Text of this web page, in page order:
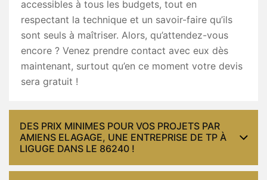
accessibles à tous les budgets, tout en
respectant la technique et un savoir-faire qu’ils
sont seuls à maîtriser. Alors, qu’attendez-vous
encore ? Venez prendre contact avec eux dès
maintenant, surtout qu’en ce moment votre devis
sera gratuit !
DES PRIX MINIMES POUR VOS PROJETS PAR
AMIENS ELAGAGE, UNE ENTREPRISE DE TP À
LIGUGE DANS LE 86240 !